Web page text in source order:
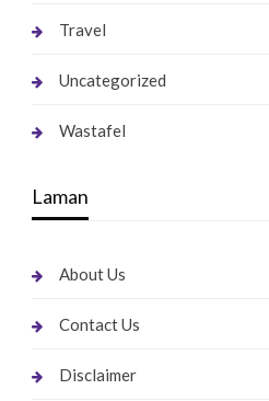
Travel
Uncategorized
Wastafel
Laman
About Us
Contact Us
Disclaimer